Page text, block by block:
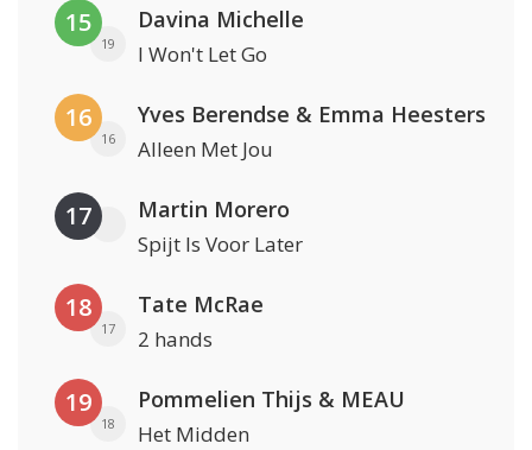
15
19
Davina Michelle
I Won't Let Go
16
16
Yves Berendse & Emma Heesters
Alleen Met Jou
17 Martin Morero
Spijt Is Voor Later
18
17
Tate McRae
2 hands
19
18
Pommelien Thijs & MEAU
Het Midden